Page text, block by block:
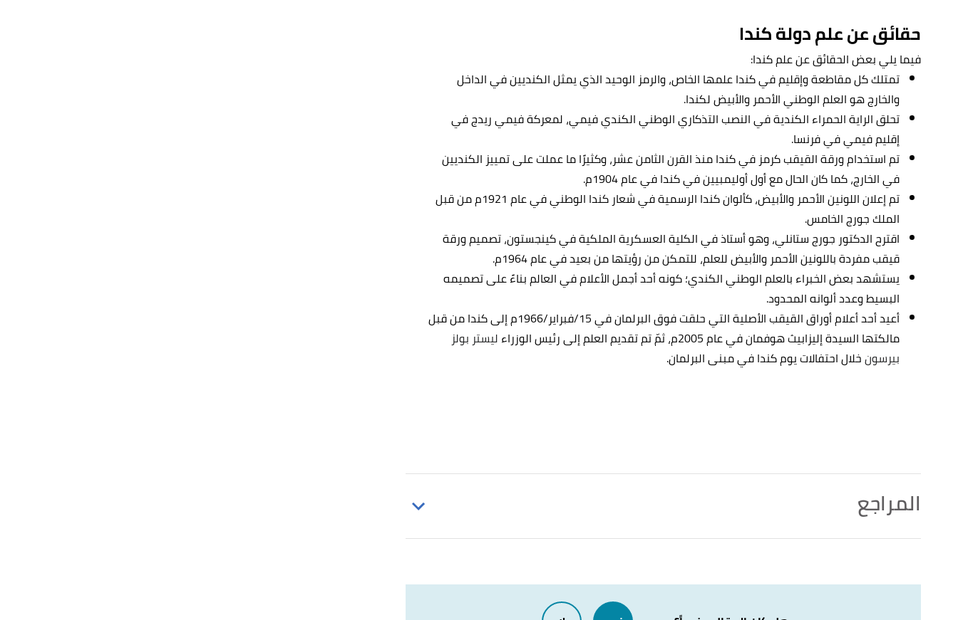
حقائق عن علم دولة كندا
فيما يلي بعض الحقائق عن علم كندا:
تمتلك كل مقاطعة وإقليم في كندا علمها الخاص، والرمز الوحيد الذي يمثل الكنديين في الداخل
والخارج هو العلم الوطني الأحمر والأبيض لكندا.
تحلق الراية الحمراء الكندية في النصب التذكاري الوطني الكندي فيمي، لمعركة فيمي ريدج في
إقليم فيمي في فرنسا.
تم استخدام ورقة القيقب كرمز في كندا منذ القرن الثامن عشر، وكثيرًا ما عملت على تمييز الكنديين
في الخارج، كما كان الحال مع أول أوليمبيين في كندا في عام 1904م.
تم إعلان اللونين الأحمر والأبيض، كألوان كندا الرسمية في شعار كندا الوطني في عام 1921م من قبل
الملك جورج الخامس.
اقترح الدكتور جورج ستانلي، وهو أستاذ في الكلية العسكرية الملكية في كينجستون، تصميم ورقة
قيقب مفردة باللونين الأحمر والأبيض للعلم، للتمكن من رؤيتها من بعيد في عام 1964م.
يستشهد بعض الخبراء بالعلم الوطني الكندي؛ كونه أحد أجمل الأعلام في العالم بناءً على تصميمه
البسيط وعدد ألوانه المحدود.
أعيد أحد أعلام أوراق القيقب الأصلية التي حلقت فوق البرلمان في 15/فبراير/1966م إلى كندا من قبل
مالكتها السيدة إليزابيث هوفمان في عام 2005م، ثمّ تم تقديم العلم إلى رئيس الوزراء
ليستر بولز
بيرسونخلال احتفالات يوم كندا في مبنى البرلمان.
المراجع
↑
"Flag of Canada"
,flaginstitute, Retrieved 30/1/2021. Edited.